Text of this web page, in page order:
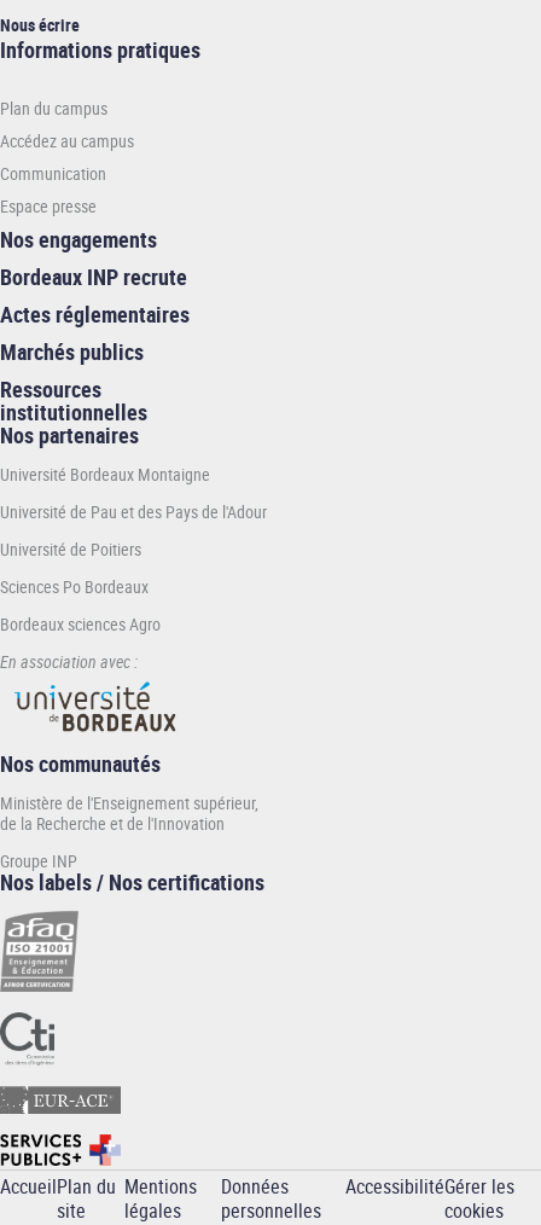
Nous écrire
Informations
INP
Informations pratiques
Plan du campus
Accédez au campus
Communication
Espace presse
Nos engagements
Bordeaux INP recrute
Actes réglementaires
Marchés publics
Ressources
institutionnelles
Nos partenaires
Université Bordeaux Montaigne
Université de Pau et des Pays de l'Adour
Université de Poitiers
Sciences Po Bordeaux
Bordeaux sciences Agro
En association avec :
Nos communautés
Ministère de l'Enseignement supérieur,
de la Recherche et de l'Innovation
Groupe INP
Nos labels / Nos certifications
AccueilPlan du
site
Mentions
légales
Données
personnelles
AccessibilitéGérer les
cookies